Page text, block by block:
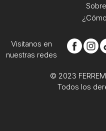
Visitanos en
nuestras redes
© 2023
Todos los